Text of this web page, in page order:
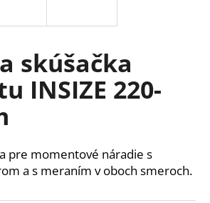
skúšačka
INSIZE 220-
pre momentové náradie s
a s meraním v oboch smeroch.